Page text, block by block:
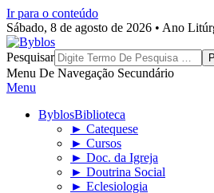
Ir para o conteúdo
Sábado, 8 de agosto de 2026 • Ano
Byblos
Pesquisar
Menu De Navegação Secundário
Menu
ByblosBiblioteca
► Catequese
► Cursos
► Doc. da Igreja
► Doutrina Social
► Eclesiologia